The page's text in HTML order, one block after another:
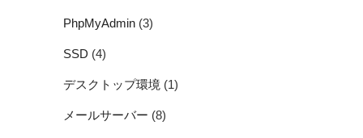
PhpMyAdmin (3)
SSD (4)
デスクトップ環境 (1)
メールサーバー (8)